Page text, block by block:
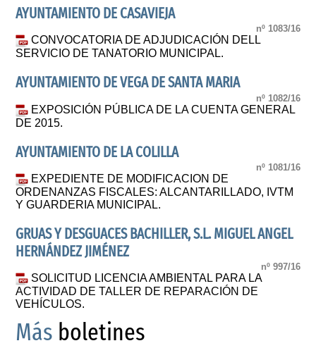
AYUNTAMIENTO DE CASAVIEJA
nº 1083/16
CONVOCATORIA DE ADJUDICACIÓN DELL
SERVICIO DE TANATORIO MUNICIPAL.
AYUNTAMIENTO DE VEGA DE SANTA MARIA
nº 1082/16
EXPOSICIÓN PÚBLICA DE LA CUENTA GENERAL
DE 2015.
AYUNTAMIENTO DE LA COLILLA
nº 1081/16
EXPEDIENTE DE MODIFICACION DE
ORDENANZAS FISCALES: ALCANTARILLADO, IVTM
Y GUARDERIA MUNICIPAL.
GRUAS Y DESGUACES BACHILLER, S.L. MIGUEL ANGEL
HERNÁNDEZ JIMÉNEZ
nº 997/16
SOLICITUD LICENCIA AMBIENTAL PARA LA
ACTIVIDAD DE TALLER DE REPARACIÓN DE
VEHÍCULOS.
Más boletines